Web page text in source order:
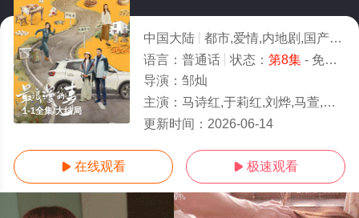
1-1全集/大结局
中国大陆 都市,爱情,内地剧,国产
语言： 普通话 状态： 第8集- 免费在线观看
导演： 邹灿
主演： 马诗红,于莉红,刘烨,马萱,蒋宏杰,吴芊妤,龚锐
更新时间： 2026-06-14
 在线观看  极速观看